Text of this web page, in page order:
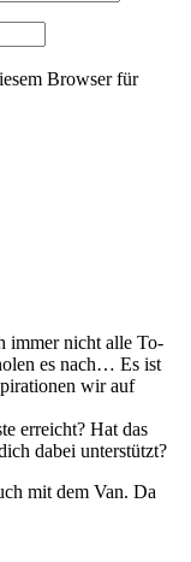
Browser für
immer nicht alle To-
es nach… Es ist
wir auf
erreicht? Hat das
dabei unterstützt?
mit dem Van. Da